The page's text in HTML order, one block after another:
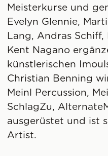
Meisterkurse und
Evelyn Glennie,
Lang, Andras Schiff,
Kent Nagano
künstlerischen
Christian Benning
Meinl Percussion,
SchlagZu,
ausgerüstet und ist
Artist.